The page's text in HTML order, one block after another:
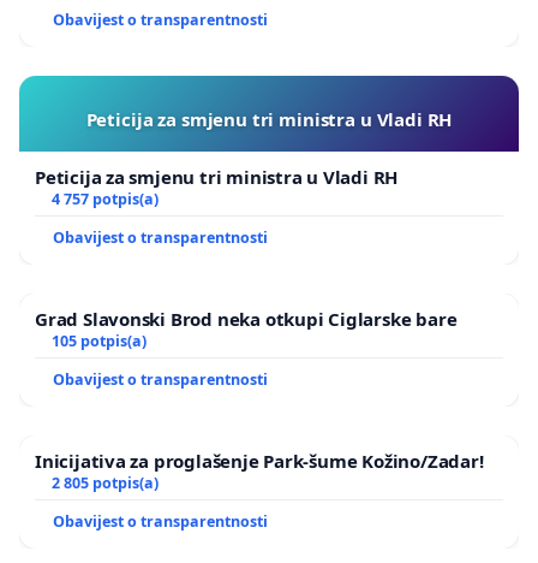
Obavijest o transparentnosti
Peticija za smjenu tri ministra u Vladi RH
Peticija za smjenu tri ministra u Vladi RH
4 757 potpis(a)
Obavijest o transparentnosti
Grad Slavonski Brod neka otkupi Ciglarske bare
105 potpis(a)
Obavijest o transparentnosti
Inicijativa za proglašenje Park-šume Kožino/Zadar!
2 805 potpis(a)
Obavijest o transparentnosti